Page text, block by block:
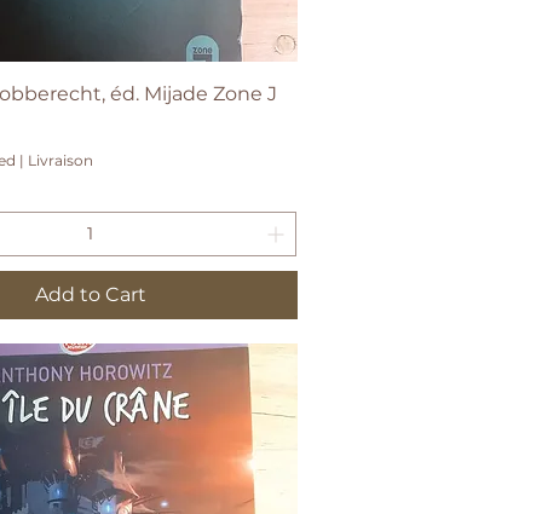
Quick Viewéd. Mijade Zone J
| Livraison
Add to Cart